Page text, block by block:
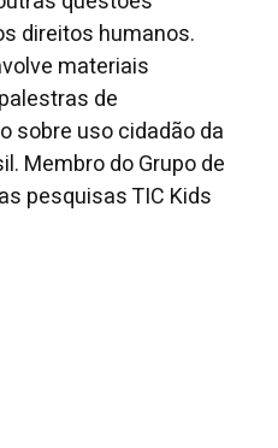
direitos humanos.
materiais
de
sobre uso cidadão da
Membro do Grupo de
pesquisas TIC Kids